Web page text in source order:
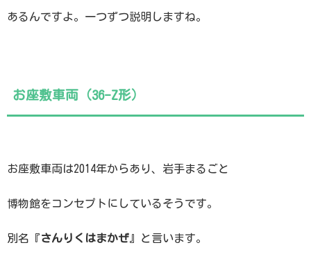
あるんですよ。一つずつ説明しますね。
お座敷車両（36-Z形）
お座敷車両は2014年からあり、岩手まるごと
博物館をコンセプトにしているそうです。
別名『さんりくはまかぜ 』と言います。